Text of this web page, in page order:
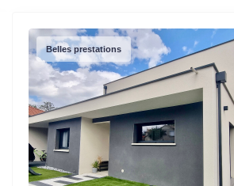
Belles prestations